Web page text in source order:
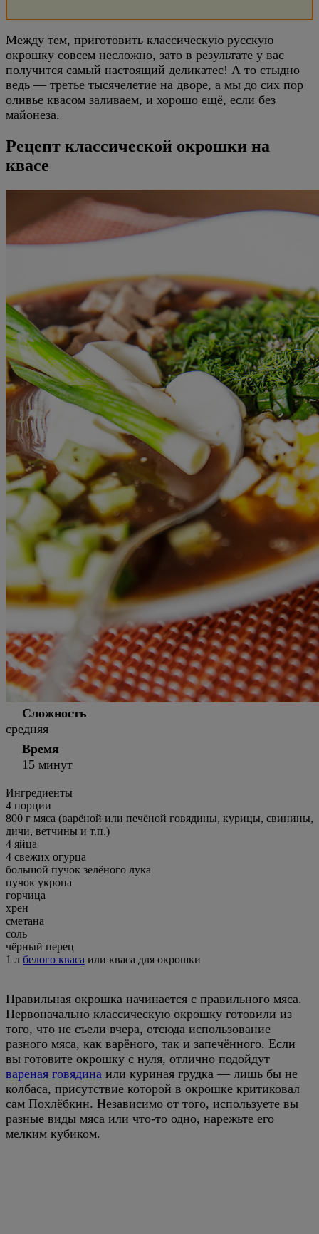
Между тем, приготовить классическую русскую
окрошку совсем несложно, зато в результате у вас
получится самый настоящий деликатес! А то стыдно
ведь — третье тысячелетие на дворе, а мы до сих пор
оливье квасом заливаем, и хорошо ещё, если без
майонеза.
Рецепт классической окрошки на
квасе
Сложность
средняя
Время
15 минут
Ингредиенты
4 порции
800 г мяса (варёной или печёной говядины, курицы, свинины,
дичи, ветчины и т.п.)
4 яйца
4 свежих огурца
большой пучок зелёного лука
пучок укропа
горчица
хрен
сметана
соль
чёрный перец
1 л белого кваса или кваса для окрошки
Правильная окрошка начинается с правильного мяса.
Первоначально классическую окрошку готовили из
того, что не съели вчера, отсюда использование
разного мяса, как варёного, так и запечённого. Если
вы готовите окрошку с нуля, отлично подойдут
вареная говядина или куриная грудка — лишь бы не
колбаса, присутствие которой в окрошке критиковал
сам Похлёбкин. Независимо от того, используете вы
разные виды мяса или что-то одно, нарежьте его
мелким кубиком.